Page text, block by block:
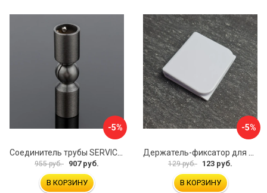
-5%
955 руб. 907 руб.
В КОРЗИНУ
-5%
129 руб. 123 руб.
В КОРЗИНУ